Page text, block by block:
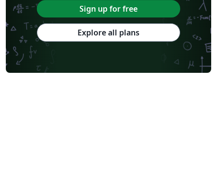
Sign up for free
Explore all plans